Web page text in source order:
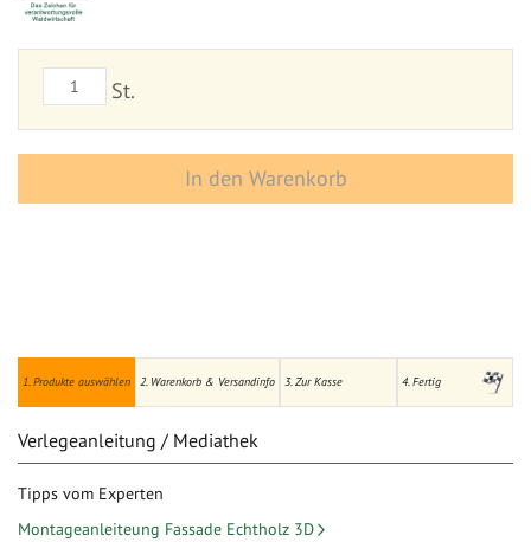
1. Produkte auswählen 2. Warenkorb & Versandinfo 3. Zur Kasse 4. Fertig
St.
In den Warenkorb
Verlegeanleitung / Mediathek
Tipps vom Experten
Montageanleiteung Fassade Echtholz 3D